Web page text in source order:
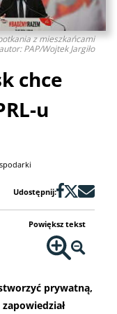
z mieszkańcami
PAP/Wojtek Jargiło
chce
u
Udostępnij:
Powiększ tekst
prywatną,